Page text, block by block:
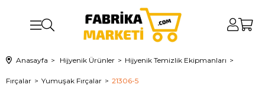
Anasayfa Hijyenik Ürünler Hijyenik Temizlik Ekipmanları
Fırçalar Yumuşak Fırçalar 21306-5